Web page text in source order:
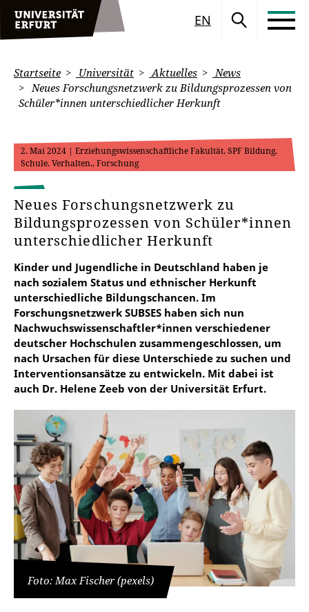
EN
Startseite Universität Aktuelles
News
Neues Forschungsnetzwerk zu Bildungsprozessen von
Schüler*innen unterschiedlicher Herkunft
2. Mai 2024 | Erziehungswissenschaftliche Fakultät, SPF Bildung.
Schule. Verhalten., Forschung
Neues Forschungsnetzwerk zu
Bildungsprozessen von Schüler*innen
unterschiedlicher Herkunft
Kinder und Jugendliche in Deutschland haben je
nach sozialem Status und ethnischer Herkunft
unterschiedliche Bildungschancen. Im
Forschungsnetzwerk SUBSES haben sich nun
Nachwuchswissenschaftler*innen verschiedener
deutscher Hochschulen zusammengeschlossen, um
nach Ursachen für diese Unterschiede zu suchen und
Interventionsansätze zu entwickeln. Mit dabei ist
auch Dr. Helene Zeeb von der Universität Erfurt.
Foto: Max Fischer (pexels)